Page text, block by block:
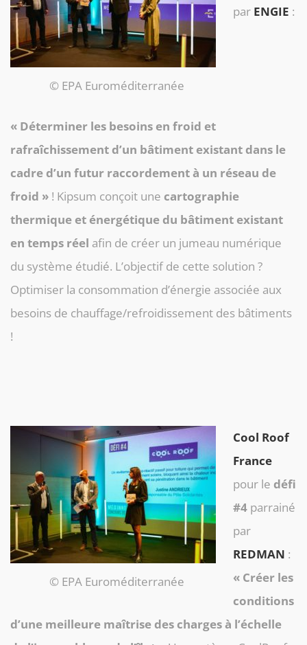
© EPA Euroméditerranée
par ENGIE :
« Déterminer les besoins en froid et
rafraîchissement d’un bâtiment existant dans le
cadre d’un futur raccordement à un réseau de
froid » ! Kipsum conçoit une cartographie
thermique et énergétique du bâtiment existant
en temps réel afin de créer un jumeau numérique
du système étudié. L’objectif de cette solution ?
Optimiser la consommation d’énergie associée aux
besoins de chauffage/refroidissement des bâtiments
!
© EPA Euroméditerranée
Cool Roof
France
pour le défi
#4 parrainé
par
REDMAN :
« Créer les
conditions
d’une meilleure maîtrise des charges à l’échelle